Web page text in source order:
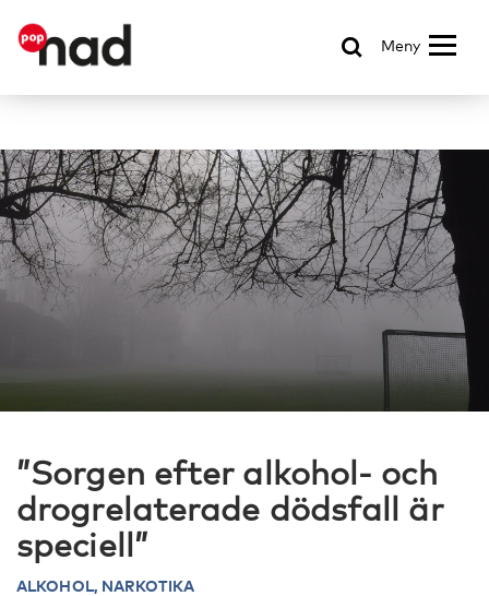
Meny
”Sorgen efter alkohol- och
drogrelaterade dödsfall är
speciell”
ALKOHOL, NARKOTIKA